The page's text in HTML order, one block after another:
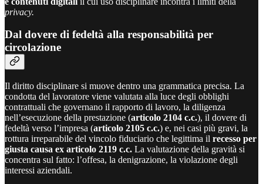
privacy.
Dal dovere di fedeltà alla responsabilità per
circolazione
Il diritto disciplinare si muove dentro una grammatica precisa. La
condotta del lavoratore viene valutata alla luce degli obblighi
contrattuali che governano il rapporto di lavoro, la diligenza
nell’esecuzione della prestazione (articolo 2104 c.c.), il dovere di
fedeltà verso l’impresa (articolo 2105 c.c.) e, nei casi più gravi, la
rottura irreparabile del vincolo fiduciario che legittima il recesso per
giusta causa ex articolo 2119 c.c. La valutazione della gravità si
concentra sul fatto: l’offesa, la denigrazione, la violazione degli
interessi aziendali.